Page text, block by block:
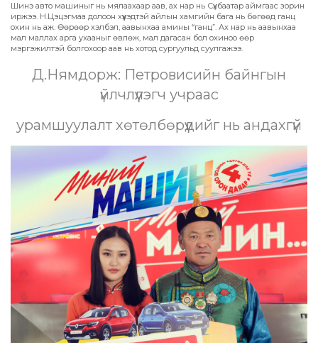
Шинэ авто машиныг нь мялаахаар аав, ах нар нь Сүхбаатар аймгаас зорин
иржээ. Н.Цэцэгмаа долоон хүүхэдтэй айлын хамгийн бага нь бөгөөд ганц
охин нь аж. Өөрөөр хэлбэл, аавынхаа амины “ганц”. Ах нар нь аавынхаа
мал маллах арга ухааныг өвлөж, мал дагасан бол охиноо өөр
мэргэжилтэй болгохоор аав нь хотод сургуульд суулгажээ.
Д.Нямдорж: Петровисийн байнгын
үйлчлүүлэгч учраас
урамшуулалт хөтөлбөрүүдийг нь андахгүй